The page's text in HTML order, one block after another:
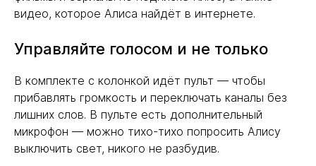
видео, которое Алиса найдёт в интернете.
Управляйте голосом и не только
В комплекте с колонкой идёт пульт — чтобы
прибавлять громкость и переключать каналы без
лишних слов. В пульте есть дополнительный
микрофон — можно тихо-тихо попросить Алису
выключить свет, никого не разбудив.